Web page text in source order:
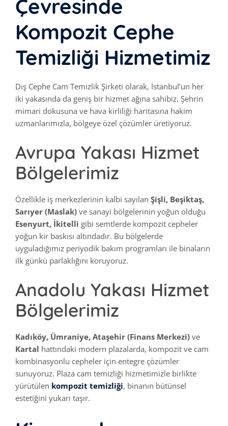
Çevresinde
Kompozit Cephe
Temizliği Hizmetimiz
Dış Cephe Cam Temizlik Şirketi olarak, İstanbul’un her
iki yakasında da geniş bir hizmet ağına sahibiz. Şehrin
mimari dokusuna ve hava kirliliği haritasına hakim
uzmanlarımızla, bölgeye özel çözümler üretiyoruz.
Avrupa Yakası Hizmet
Bölgelerimiz
Özellikle iş merkezlerinin kalbi sayılan Şişli, Beşiktaş,
Sarıyer (Maslak) ve sanayi bölgelerinin yoğun olduğu
Esenyurt, İkitelli gibi semtlerde kompozit cepheler
yoğun kir baskısı altındadır. Bu bölgelerde
uyguladığımız periyodik bakım programları ile binaların
ilk günkü parlaklığını koruyoruz.
Anadolu Yakası Hizmet
Bölgelerimiz
Kadıköy, Ümraniye, Ataşehir (Finans Merkezi) ve
Kartal hattındaki modern plazalarda, kompozit ve cam
kombinasyonlu cepheler için entegre çözümler
sunuyoruz. Plaza cam temizliği hizmetimizle birlikte
yürütülen kompozit temizliği, binanın bütünsel
estetiğini yukarı taşır.